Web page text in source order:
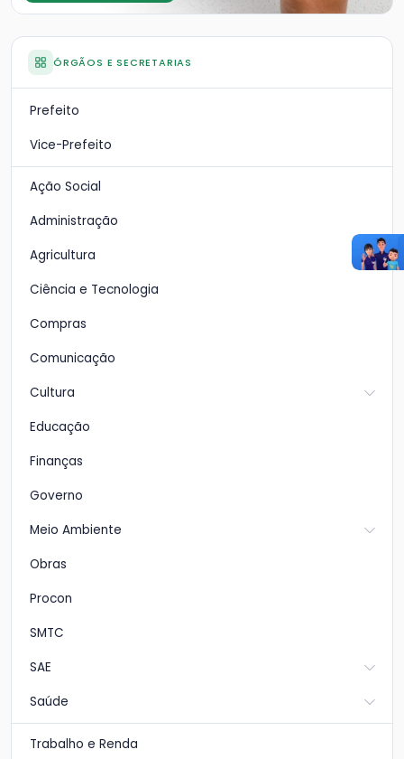
ÓRGÃOS E SECRETARIAS
Prefeito
Vice-Prefeito
Ação Social
Administração
Agricultura
Ciência e Tecnologia
Compras
Comunicação
Cultura
Educação
Finanças
Governo
Meio Ambiente
Obras
Procon
SMTC
SAE
Saúde
Trabalho e Renda